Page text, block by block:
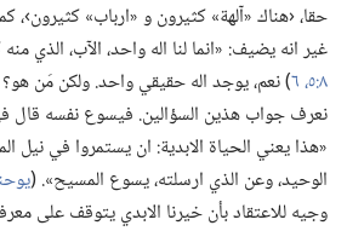
حقا،‏ ‹هناك «آلهة» كثيرون و «ارباب» كثيرون›،‏
غير انه يضيف:‏ «انما لنا اله واحد،‏ الآب،‏ الذي
٨:‏٥،‏ ٦
‏)‏ نعم،‏ يوجد اله حقيقي واحد.‏ ولكن مَن
نعرف جواب هذين السؤالين.‏ فيسوع نفسه قال
«هذا يعني الحياة الابدية:‏ ان يستمروا في نيل
الوحيد،‏ وعن الذي ارسلته،‏ يسوع المسيح».‏ (‏يوحنا
وجيه للاعتقاد بأن خيرنا الابدي يتوقف على